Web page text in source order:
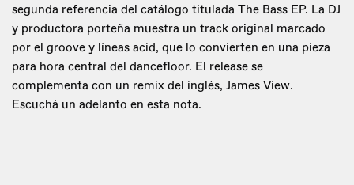
segunda referencia del catálogo titulada The Bass EP. La DJ
y productora porteña muestra un track original marcado
por el groove y líneas acid, que lo convierten en una pieza
para hora central del dancefloor. El release se
complementa con un remix del inglés, James View.
Escuchá un adelanto en esta nota.